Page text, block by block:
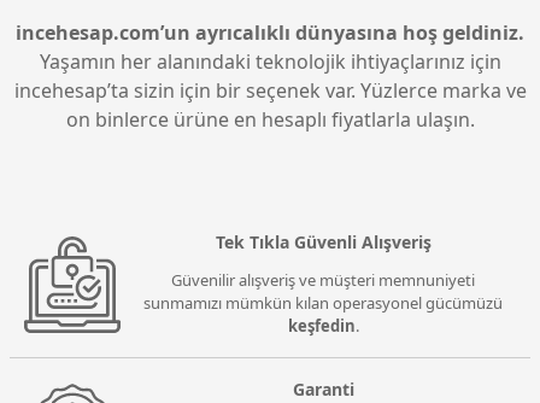
incehesap.com’un ayrıcalıklı dünyasına hoş geldiniz.
Yaşamın her alanındaki teknolojik ihtiyaçlarınız için
incehesap’ta sizin için bir seçenek var. Yüzlerce marka ve
on binlerce ürüne en hesaplı fiyatlarla ulaşın.
Tek Tıkla Güvenli Alışveriş
Güvenilir alışveriş ve müşteri memnuniyeti
sunmamızı mümkün kılan operasyonel gücümüzü
keşfedin.
Garanti